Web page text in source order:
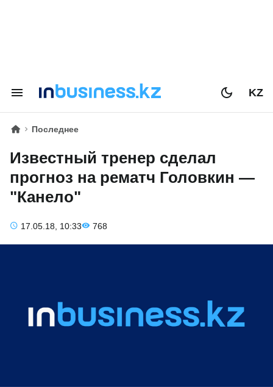
KZ
Последнее
Известный тренер сделал
прогноз на рематч Головкин —
"Канело"
17.05.18, 10:33 768